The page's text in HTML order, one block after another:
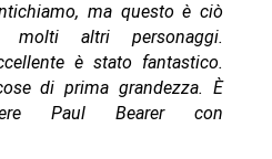
ma questo è ciò
altri personaggi.
è stato fantastico.
di prima grandezza. È
Paul Bearer con